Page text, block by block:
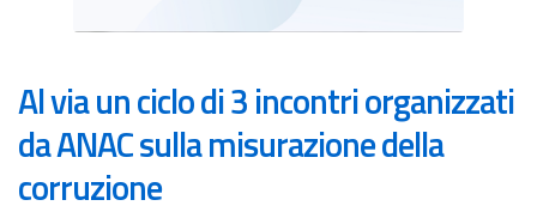
Al via un ciclo di 3 incontri organizzati
da ANAC sulla misurazione della
corruzione